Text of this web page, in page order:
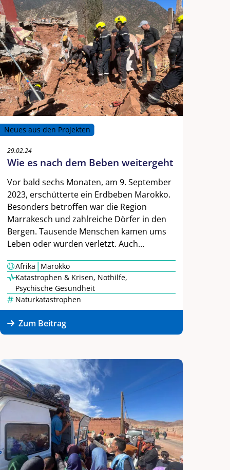
Neues aus den Projekten
29.02.24
Wie es nach dem Beben weitergeht
Vor bald sechs Monaten, am 9. September
2023, erschütterte ein Erdbeben Marokko.
Besonders betroffen war die Region
Marrakesch und zahlreiche Dörfer in den
Bergen. Tausende Menschen kamen ums
Leben oder wurden verletzt. Auch…
Afrika|Marokko
Katastrophen & Krisen, Nothilfe,
Psychische Gesundheit
Naturkatastrophen
Zum Beitrag